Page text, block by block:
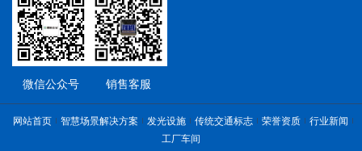
微信公众号 销售客服
网站首页 智慧场景解决方案 发光设施 传统交通标志 荣誉资质
行业新闻
工厂车间